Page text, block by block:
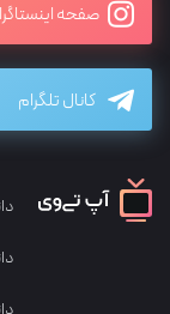
صفحه
کانال تلگرام